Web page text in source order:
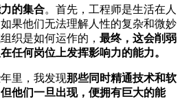
的集合。首先，工程师是生活在人
果他们无法理解人性的复杂和微妙
织是如何运作的， 最终，这会削弱
任何岗位上发挥影响力的能力。
里，我发现那些同时精通技术和软
他们一旦出现，便拥有巨大的能